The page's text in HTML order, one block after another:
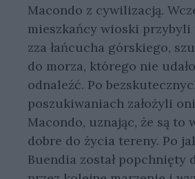
Macondo z cywilizacją.
mieszkańcy wioski przybyli
zza łańcucha górskiego,
do morza, którego nie
odnaleźć. Po
poszukiwaniach założyli
Macondo, uznając, że są to
dobre do życia tereny. Po
Buendia został popchnięty